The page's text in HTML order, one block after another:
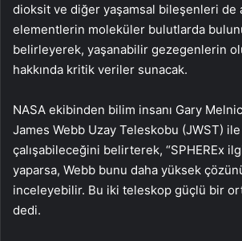
dioksit ve diğer yaşamsal bileşenleri de
elementlerin moleküler bulutlarda
belirleyerek, yaşanabilir gezegenlerin
hakkında kritik veriler sunacak.
NASA ekibinden bilim insanı Gary
James Webb Uzay Teleskobu (JWST)
çalışabileceğini belirterek, “SPHEREx
yaparsa, Webb bunu daha yüksek
inceleyebilir. Bu iki teleskop güçlü bir
dedi.